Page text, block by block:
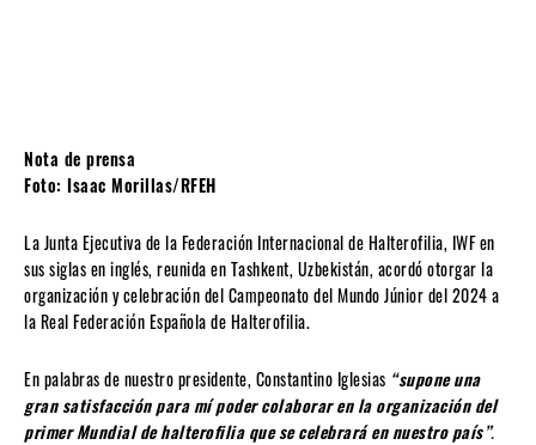
Nota de prensa
Foto: Isaac Morillas/RFEH
La Junta Ejecutiva de la Federación Internacional de Halterofilia, IWF en
sus siglas en inglés, reunida en Tashkent, Uzbekistán, acordó otorgar la
organización y celebración del Campeonato del Mundo Júnior del 2024 a
la Real Federación Española de Halterofilia.
En palabras de nuestro presidente, Constantino Iglesias “supone una
gran satisfacción para mí poder colaborar en la organización del
primer Mundial de halterofilia que se celebrará en nuestro país”.